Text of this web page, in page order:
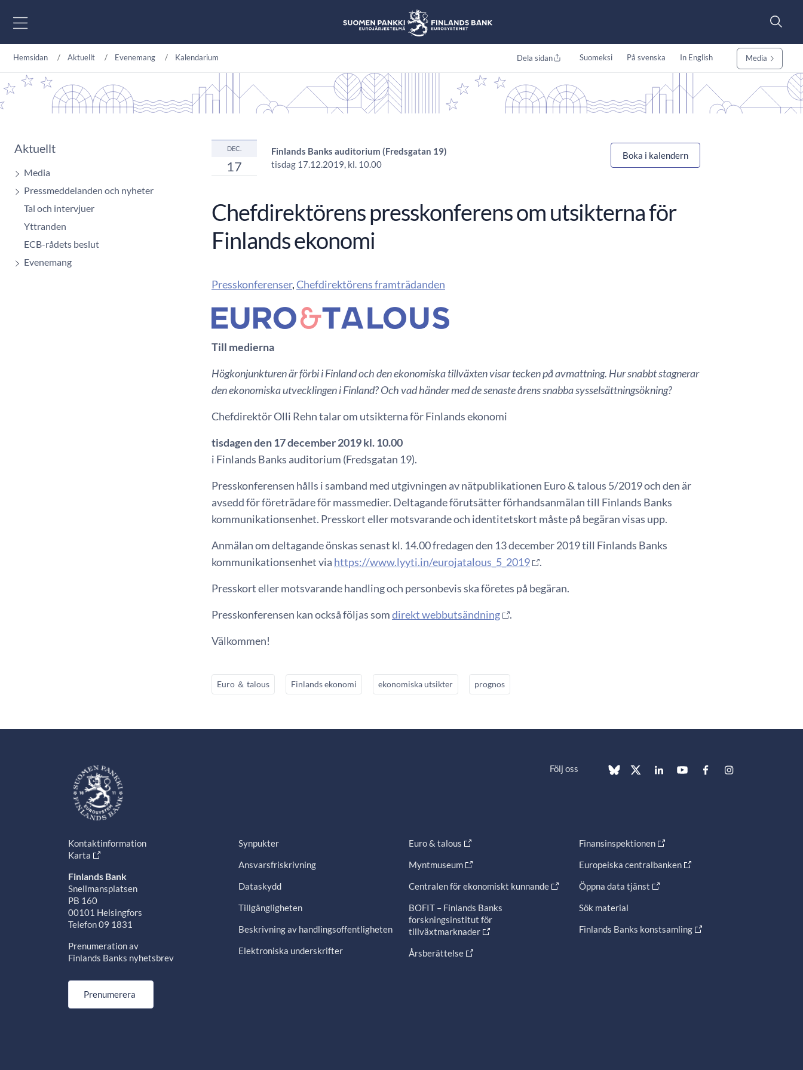
Hemsidan Aktuellt Evenemang Kalendarium Dela sidan Suomeksi På svenska In English Media
Aktuellt
Media
Pressmeddelanden och nyheter
Tal och intervjuer
Yttranden
ECB-rådets beslut
Evenemang
DEC.
17
Finlands Banks auditorium (Fredsgatan 19)
tisdag 17.12.2019, kl. 10.00
Boka i kalendern
Chefdirektörens presskonferens om utsikterna för
Finlands ekonomi
Presskonferenser,Chefdirektörens framträdanden
Till medierna
Högkonjunkturen är förbi i Finland och den ekonomiska tillväxten visar tecken på avmattning. Hur snabbt stagnerar
den ekonomiska utvecklingen i Finland? Och vad händer med de senaste årens snabba sysselsättningsökning?
Chefdirektör Olli Rehn talar om utsikterna för Finlands ekonomi
tisdagen den 17 december 2019 kl. 10.00
i Finlands Banks auditorium (Fredsgatan 19).
Presskonferensen hålls i samband med utgivningen av nätpublikationen Euro & talous 5/2019 och den är
avsedd för företrädare för massmedier. Deltagande förutsätter förhandsanmälan till Finlands Banks
kommunikationsenhet. Presskort eller motsvarande och identitetskort måste på begäran visas upp.
Anmälan om deltagande önskas senast kl. 14.00 fredagen den 13 december 2019 till Finlands Banks
kommunikationsenhet via https://www.lyyti.in/eurojatalous_5_2019
.
Presskort eller motsvarande handling och personbevis ska företes på begäran.
Presskonferensen kan också följas somdirekt webbutsändning
.
Välkommen!
Euro ＆ talous Finlands ekonomi ekonomiska utsikter prognos
Följ oss
Kontaktinformation
Karta
Finlands Bank
Snellmansplatsen
PB 160
00101 Helsingfors
Telefon 09 1831
Prenumeration av
Finlands Banks nyhetsbrev
Prenumerera
Synpukter
Ansvarsfriskrivning
Dataskydd
Tillgängligheten
Beskrivning av handlingsoffentligheten
Elektroniska underskrifter
Euro & talous
Myntmuseum
Centralen för ekonomiskt kunnande
BOFIT – Finlands Banks
forskningsinstitut för
tillväxtmarknader
Årsberättelse
Finansinspektionen
Europeiska centralbanken
Öppna data tjänst
Sök material
Finlands Banks konstsamling